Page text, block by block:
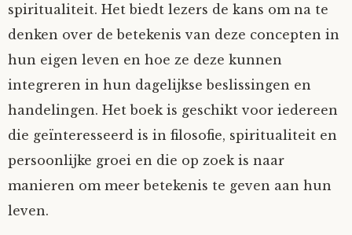
spiritualiteit. Het biedt lezers de kans om na te
denken over de betekenis van deze concepten in
hun eigen leven en hoe ze deze kunnen
integreren in hun dagelijkse beslissingen en
handelingen. Het boek is geschikt voor iedereen
die geïnteresseerd is in filosofie, spiritualiteit en
persoonlijke groei en die op zoek is naar
manieren om meer betekenis te geven aan hun
leven.